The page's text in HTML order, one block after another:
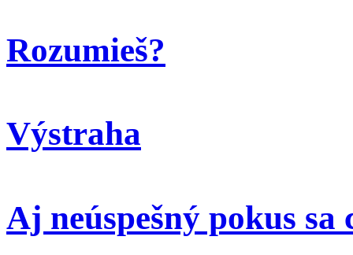
Rozumieš?
Výstraha
Aj neúspešný pokus sa